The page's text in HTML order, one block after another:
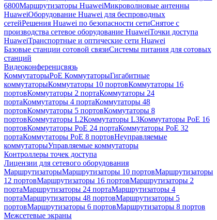
6800Маршрутизаторы HuaweiМикроволновые антенны
HuaweiОборудование Huawei для беспроводных
сетейРешения Huawei по безопасности сетиСнятое с
производства сетевое оборудование HuaweiТочки доступа
HuaweiТранспортные и оптические сети Huawei
Базовые станции сотовой связиСистемы питания для сотовых
станций
Видеоконференцсвязь
КоммутаторыPoE КоммутаторыГигабитные
коммутаторыКоммутаторы 10 портовКоммутаторы 16
портовКоммутаторы 2 портаКоммутаторы 24
портаКоммутаторы 4 портаКоммутаторы 48
портовКоммутаторы 5 портовКоммутаторы 8
портовКоммутаторы L2Коммутаторы L3Коммутаторы PoE 16
портовКоммутаторы PoE 24 портаКоммутаторы PoE 32
портаКоммутаторы PoE 8 портовНеуправляемые
коммутаторыУправляемые коммутаторы
Контроллеры точек доступа
Лицензии для сетевого оборудования
МаршрутизаторыМаршрутизаторы 10 портовМаршрутизаторы
12 портовМаршрутизаторы 16 портовМаршрутизаторы 2
портаМаршрутизаторы 24 портаМаршрутизаторы 4
портаМаршрутизаторы 48 портовМаршрутизаторы 5
портовМаршрутизаторы 6 портовМаршрутизаторы 8 портов
Межсетевые экраны